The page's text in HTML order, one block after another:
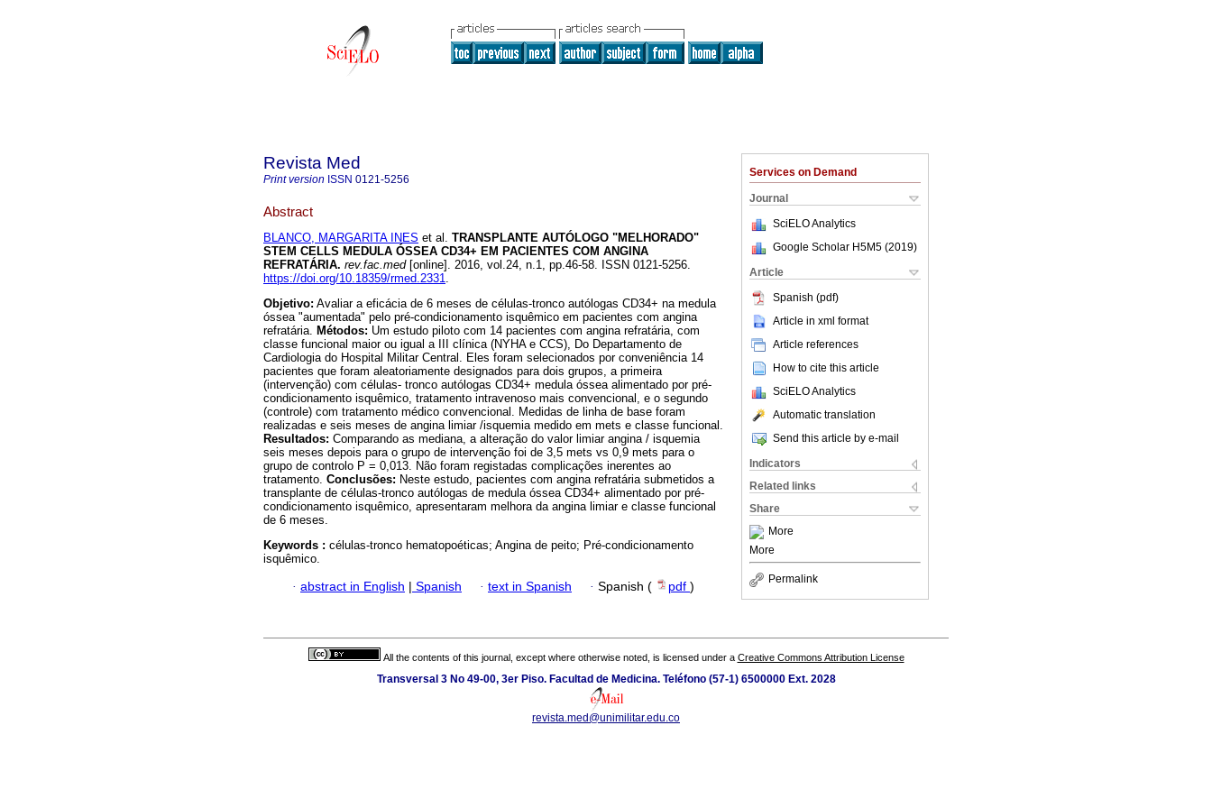
Services on Demand
Journal
SciELO Analytics
Google Scholar H5M5 (2019)
Article
Spanish (pdf)
Article in xml format
Article references
How to cite this article
SciELO Analytics
Automatic translation
Send this article by e-mail
Indicators
Related links
Share
More
More
Permalink
Revista Med
Print version ISSN 0121-5256
Abstract
BLANCO, MARGARITA INES et al. TRANSPLANTE AUTÓLOGO "MELHORADO"
STEM CELLS MEDULA ÓSSEA CD34+ EM PACIENTES COM ANGINA
REFRATÁRIA. rev.fac.med[online]. 2016, vol.24, n.1, pp.46-58. ISSN 0121-5256.
https://doi.org/10.18359/rmed.2331.
Objetivo: Avaliar a eficácia de 6 meses de células-tronco autólogas CD34+ na medula
óssea "aumentada" pelo pré-condicionamento isquêmico em pacientes com angina
refratária. Métodos: Um estudo piloto com 14 pacientes com angina refratária, com
classe funcional maior ou igual a III clínica (NYHA e CCS), Do Departamento de
Cardiologia do Hospital Militar Central. Eles foram selecionados por conveniência 14
pacientes que foram aleatoriamente designados para dois grupos, a primeira
(intervenção) com células- tronco autólogas CD34+ medula óssea alimentado por pré-
condicionamento isquêmico, tratamento intravenoso mais convencional, e o segundo
(controle) com tratamento médico convencional. Medidas de linha de base foram
realizadas e seis meses de angina limiar /isquemia medido em mets e classe funcional.
Resultados: Comparando as mediana, a alteração do valor limiar angina / isquemia
seis meses depois para o grupo de intervenção foi de 3,5 mets vs 0,9 mets para o
grupo de controlo P = 0,013. Não foram registadas complicações inerentes ao
tratamento. Conclusões: Neste estudo, pacientes com angina refratária submetidos a
transplante de células-tronco autólogas de medula óssea CD34+ alimentado por pré-
condicionamento isquêmico, apresentaram melhora da angina limiar e classe funcional
de 6 meses.
Keywords : células-tronco hematopoéticas; Angina de peito; Pré-condicionamento
isquêmico.
· abstract in English | Spanish · text in Spanish · Spanish ( pdf )
All the contents of this journal, except where otherwise noted, is licensed under a Creative Commons Attribution License
Transversal 3 No 49-00, 3er Piso. Facultad de Medicina. Teléfono (57-1) 6500000 Ext. 2028
revista.med@unimilitar.edu.co